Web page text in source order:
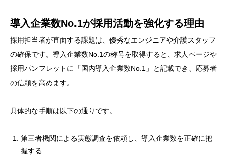
導入企業数No.1が採用活動を強化する理由
採用担当者が直面する課題は、優秀なエンジニアや介護スタッフ
の確保です。導入企業数No.1の称号を取得すると、求人ページや
採用パンフレットに「国内導入企業数No.1」と記載でき、応募者
の信頼を高めます。
具体的な手順は以下の通りです。
第三者機関による実態調査を依頼し、導入企業数を正確に把
握する